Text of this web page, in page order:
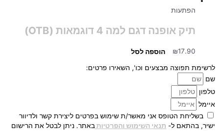
הפתעות
תיק אופנה דגם למה 4 דוגמאות (OTB)
₪17.90 הוספה לסל
לרשימת תפוצה מבצעים וכו', השאירו פרטים:
שם
טלפון
איימל
בשליחת הטופס אני מאשר/ת שימוש בפרטים ליצירת קשר ולדיוור
ישיר, בהתאם ל- תנאי השימוש והפרטיותבאתר. ניתן לבטל את הרישום